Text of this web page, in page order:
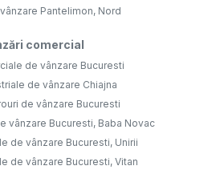
Pantelimon, Nord
comercial
de vânzare Bucuresti
de vânzare Chiajna
de vânzare Bucuresti
vânzare Bucuresti, Baba Novac
de vânzare Bucuresti, Unirii
de vânzare Bucuresti, Vitan